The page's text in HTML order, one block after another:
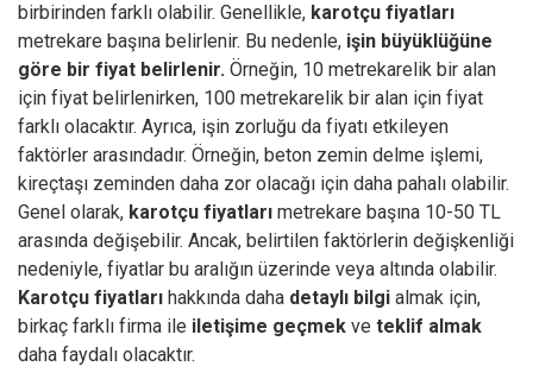
birbirinden farklı olabilir. Genellikle, karotçu fiyatları
metrekare başına belirlenir. Bu nedenle, işin büyüklüğüne
göre bir fiyat belirlenir. Örneğin, 10 metrekarelik bir alan
için fiyat belirlenirken, 100 metrekarelik bir alan için fiyat
farklı olacaktır. Ayrıca, işin zorluğu da fiyatı etkileyen
faktörler arasındadır. Örneğin, beton zemin delme işlemi,
kireçtaşı zeminden daha zor olacağı için daha pahalı olabilir.
Genel olarak, karotçu fiyatları metrekare başına 10-50 TL
arasında değişebilir. Ancak, belirtilen faktörlerin değişkenliği
nedeniyle, fiyatlar bu aralığın üzerinde veya altında olabilir.
Karotçu fiyatları hakkında daha detaylı bilgi almak için,
birkaç farklı firma ile iletişime geçmek ve teklif almak
daha faydalı olacaktır.